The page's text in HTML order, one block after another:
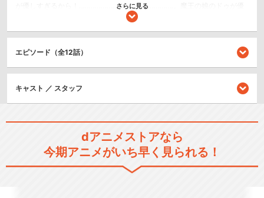
が優しすぎるから！…………………………………………。魔王の娘のドゥが優
しすぎるから!!魔族として生まれながらもドゥの優しさはまさに天井知ら
も、不倶戴天の敵である天使ですらもホワホワに癒やしてしまうほど。
娘がこんな調子では、魔王も心配で心配で侵略どころではなくなったの
だ。苦悩する魔王の姿に、側近のジャヒーはドゥを立派な魔族にしてみ
せると決意し、様々な試練を与えることに。だが、その試練がますます
してそんなドゥの優しさは、この決して優しくない世界に小さな波紋を
起こして――
日常/ほのぼの
さらに見る
エピソード（全12話）
キャスト ／ スタッフ
dアニメストアなら
今期アニメがいち早く見られる！